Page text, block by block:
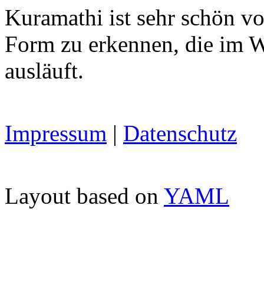
Kuramathi ist sehr schön
Form zu erkennen, die im
ausläuft.
Impressum | Datenschutz
Layout based on YAML